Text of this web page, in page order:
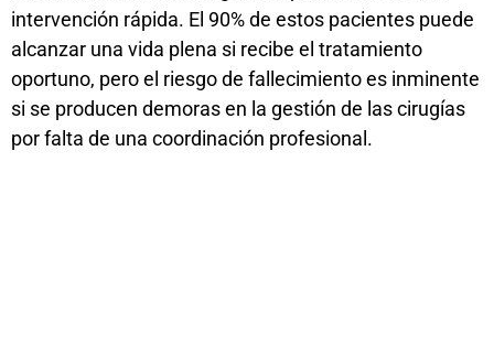
intervención rápida. El 90% de estos pacientes puede
alcanzar una vida plena si recibe el tratamiento
oportuno, pero el riesgo de fallecimiento es inminente
si se producen demoras en la gestión de las cirugías
por falta de una coordinación profesional.